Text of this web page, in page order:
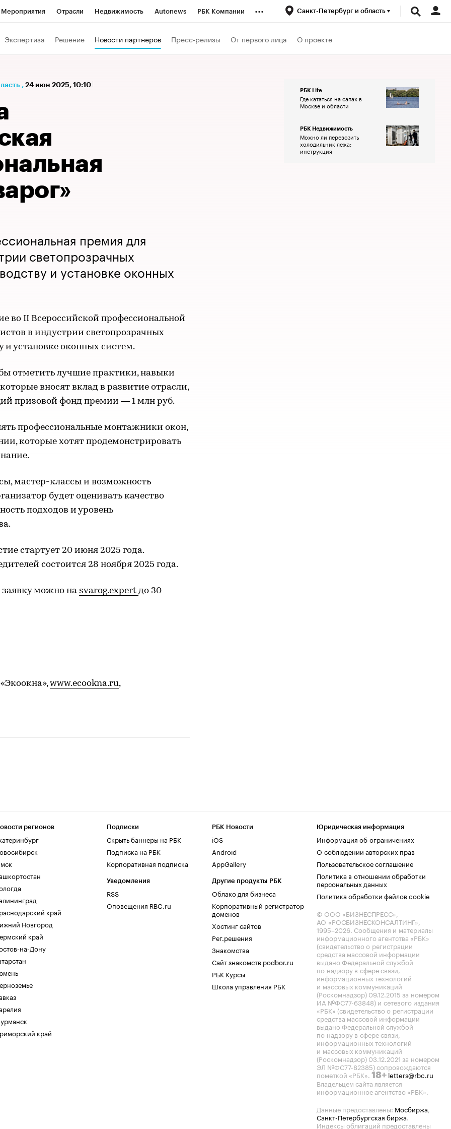
Мероприятия Отрасли Недвижимость Autonews РБК Компании ... Санкт-Петербург и область
Экспертиза Решение Новости партнеров Пресс-релизы От первого лица О проекте
, 24 июн 2025, 10:10
премия для
светопрозрачных
и установке оконных
во II Всероссийской профессиональной
в индустрии светопрозрачных
и установке оконных систем.
отметить лучшие практики, навыки
вносят вклад в развитие отрасли,
призовой фонд премии — 1 млн руб.
профессиональные монтажники окон,
которые хотят продемонстрировать
мастер-классы и возможность
будет оценивать качество
подходов и уровень
стартует 20 июня 2025 года.
состоится 28 ноября 2025 года.
заявку можно на svarog.expert до 30
www.ecookna.ru,
РБК Life
Где кататься на сапах в
Москве и области
РБК Недвижимость
Можно ли перевозить
холодильник лежа:
инструкция
регионов
край
Новгород
край
на-Дону
край
Подписки
Скрыть баннеры на РБК
Подписка на РБК
Корпоративная подписка
Уведомления
RSS
Оповещения RBC.ru
РБК Новости
iOS
Android
AppGallery
Другие продукты РБК
Облако для бизнеса
Корпоративный регистратор
доменов
Хостинг сайтов
Рег.решения
Знакомства
Сайт знакомств podbor.ru
РБК Курсы
Школа управления РБК
Юридическая информация
Информация об ограничениях
О соблюдении авторских прав
Пользовательское соглашение
Политика в отношении обработки
персональных данных
Политика обработки файлов cookie
© ООО «БИЗНЕСПРЕСС»,
АО «РОСБИЗНЕСКОНСАЛТИНГ»,
1995–2026. Сообщения и материалы
информационного агентства «РБК»
(свидетельство о регистрации
средства массовой информации
выдано Федеральной службой
по надзору в сфере связи,
информационных технологий
и массовых коммуникаций
(Роскомнадзор) 09.12.2015 за номером
ИА №ФС77-63848) и сетевого издания
«РБК» (свидетельство о регистрации
средства массовой информации
выдано Федеральной службой
по надзору в сфере связи,
информационных технологий
и массовых коммуникаций
(Роскомнадзор) 03.12.2021 за номером
ЭЛ №ФС77-82385) сопровождаются
пометкой «РБК». 18+ letters@rbc.ru
Владельцем сайта является
информационное агентство «РБК».
Данные предоставлены: Мосбиржа,
Санкт-Петербургская биржа.
Индексы облигаций предоставлены